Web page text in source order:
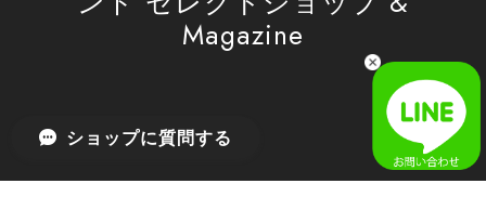
無事届きました！ LINEでの問い合わせも対応が早く優しくて
とてもよかったです！
Magazine
ショップに質問する